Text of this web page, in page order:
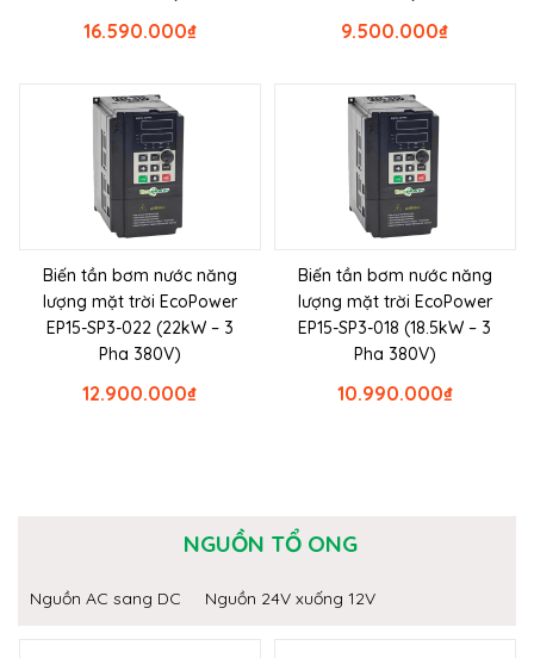
₫
16.590.000 ₫
9.500.000
Biến tần bơm nước năng
lượng mặt trời EcoPower
EP15-SP3-022 (22kW – 3
Pha 380V)
₫
12.900.000
Biến tần bơm nước năng
lượng mặt trời EcoPower
EP15-SP3-018 (18.5kW – 3
Pha 380V)
₫
10.990.000
NGUỒN TỔ ONG
Nguồn AC sang DC Nguồn 24V xuống 12V